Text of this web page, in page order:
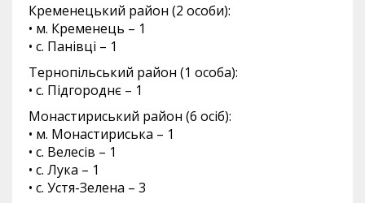
Кременецький район (2 особи):
• м. Кременець – 1
• с. Панівці – 1
Тернопільський район (1 особа):
• с. Підгороднє – 1
Монастириський район (6 осіб):
• м. Монастириська – 1
• с. Велесів – 1
• с. Лука – 1
• с. Устя-Зелена – 3